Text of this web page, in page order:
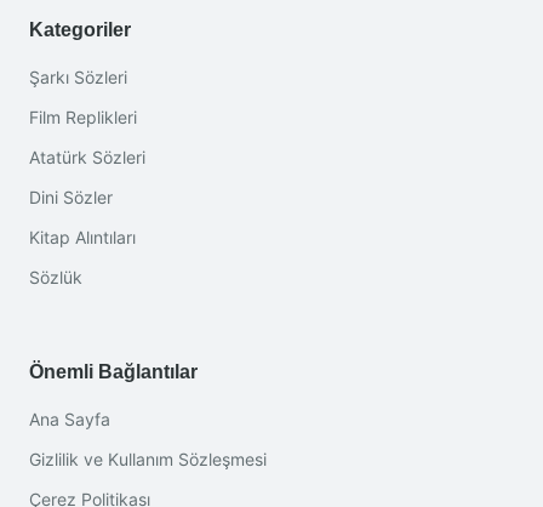
Kategoriler
Şarkı Sözleri
Film Replikleri
Atatürk Sözleri
Dini Sözler
Kitap Alıntıları
Sözlük
Önemli Bağlantılar
Ana Sayfa
Gizlilik ve Kullanım Sözleşmesi
Çerez Politikası